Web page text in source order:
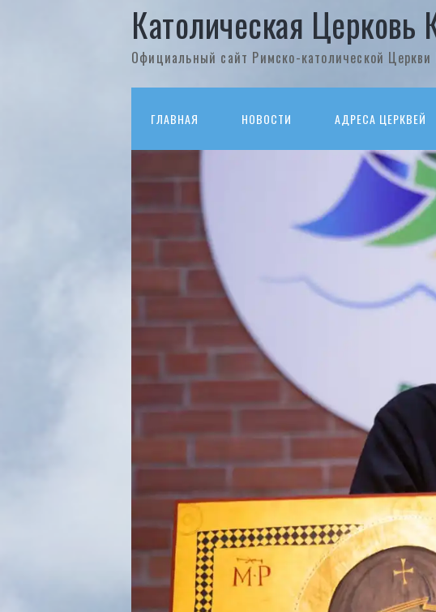
Католическая Церковь
Официальный сайт Римско-католической Церкви
ГЛАВНАЯ НОВОСТИ АДРЕСА ЦЕРКВЕЙ